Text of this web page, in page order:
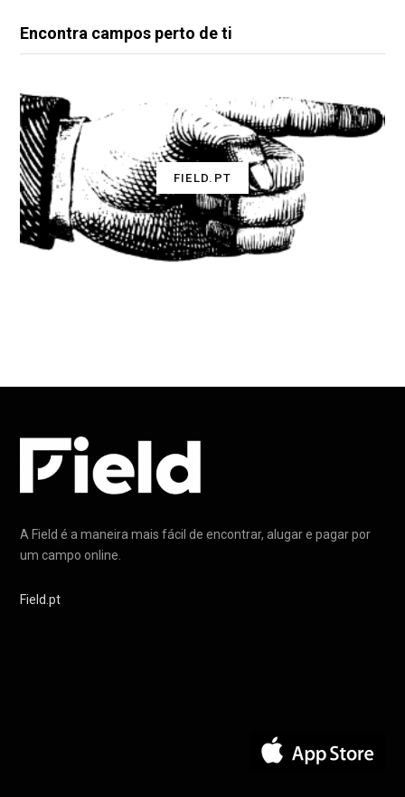
Encontra campos perto de ti
FIELD.PT
A Field é a maneira mais fácil de encontrar, alugar e pagar por
um campo online.
Field.pt